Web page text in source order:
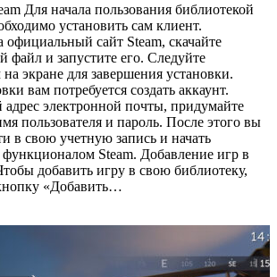
Для начала пользования библиотекой
установить сам клиент.
официальный сайт Steam, скачайте
файл и запустите его. Следуйте
экране для завершения установки.
вам потребуется создать аккаунт.
адрес электронной почты, придумайте
пользователя и пароль. После этого вы
в свою учетную запись и начать
функционалом Steam. Добавление игр в
добавить игру в свою библиотеку,
«Добавить…